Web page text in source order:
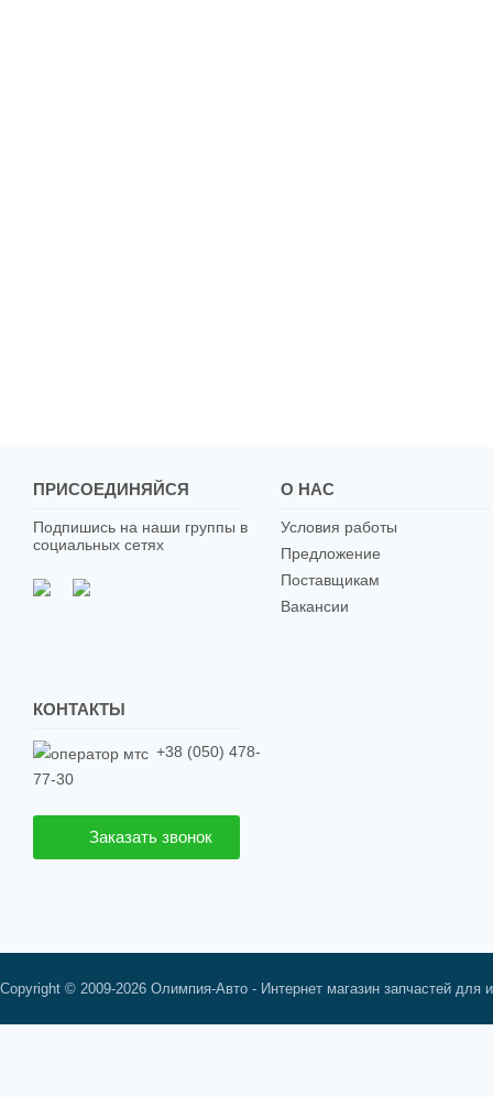
ПРИСОЕДИНЯЙСЯ
Подпишись на наши группы в
социальных сетях
О НАС
Условия работы
Предложение
Поставщикам
Вакансии
КОНТАКТЫ
+38 (050) 478-
77-30
Заказать звонок
Copyright © 2009-2026 Олимпия-Авто - Интернет магазин запчастей для